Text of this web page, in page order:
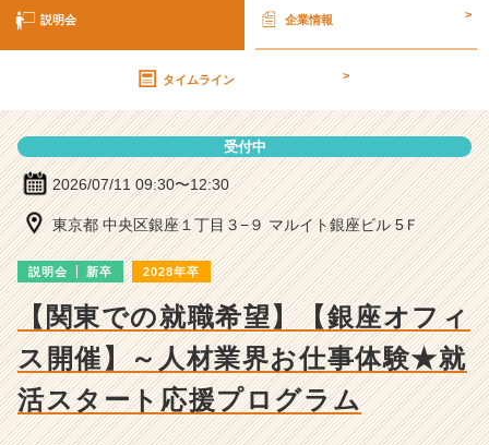
細
|
ー・
成
企
業
か
ら
ス
カ
ウ
説明会 企業情報 >
タイムライン >
受付中
2026/07/11 09:30〜12:30
東京都 中央区銀座１丁目３−９ マルイト銀座ビル 5Ｆ
説明会 新卒 2028年卒
【関東での就職希望】【銀座オフィ
ス開催】～人材業界お仕事体験★就
活スタート応援プログラム